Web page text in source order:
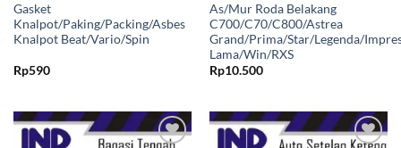
Gasket
Knalpot/Paking/Packing/Asbes
Knalpot Beat/Vario/Spin
Rp590
As/Mur Roda Belakang
C700/C70/C800/Astrea
Grand/Prima/Star/Legenda/
Lama/Win/RXS
Rp10.500